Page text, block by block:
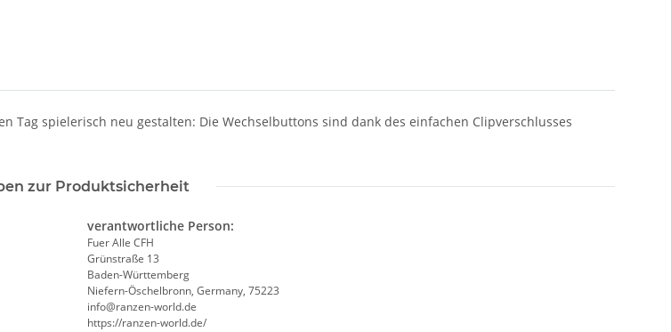
Tag spielerisch neu gestalten: Die Wechselbuttons sind dank des einfachen Clipverschlusses
zur Produktsicherheit
verantwortliche Person:
Fuer Alle CFH
Grünstraße 13
Baden-Württemberg
Niefern-Öschelbronn, Germany, 75223
info@ranzen-world.de
https://ranzen-world.de/